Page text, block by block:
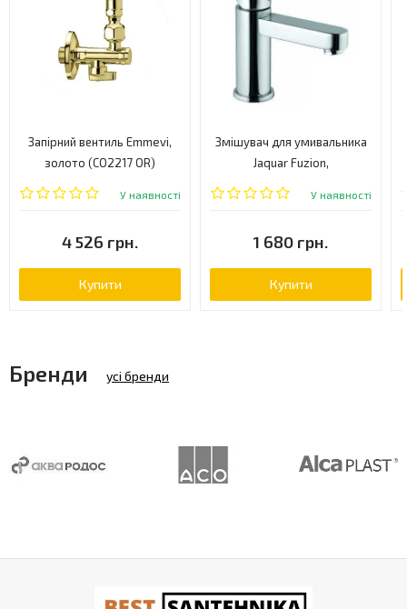
Запірний вентиль Emmevi,
золото (CO2217 OR)
У наявності
4 526 грн.
Купити
Змішувач для умивальника
Jaquar Fuzion,
одноважільний, хром (FUS-
CHR-29052B)
У наявності
1 680 грн.
Купити
Бренди усі бренди